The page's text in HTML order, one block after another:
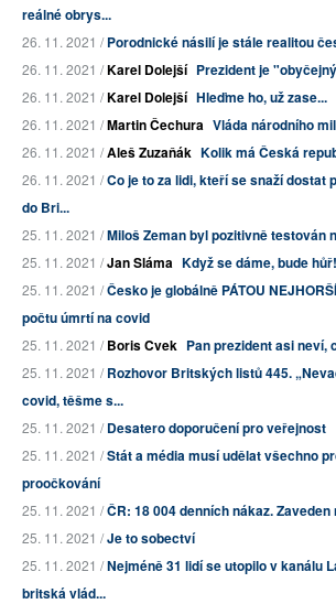
reálné obrys...
26. 11. 2021 /Porodnické násilí je stále realitou
26. 11. 2021 /Karel Dolejší Prezident je
26. 11. 2021 /Karel Dolejší Hleďme ho, už zase...
26. 11. 2021 /Martin Čechura Vláda národního
26. 11. 2021 /Aleš Zuzaňák Kolik má Česká
26. 11. 2021 /Co je to za lidi, kteří se snaží dostat
do Bri...
25. 11. 2021 /Miloš Zeman byl pozitivně testován
25. 11. 2021 /Jan Sláma Když se dáme, bude hůř!
25. 11. 2021 /Česko je globálně PÁTOU
počtu úmrtí na covid
25. 11. 2021 /Boris Cvek Pan prezident asi neví,
25. 11. 2021 /Rozhovor Britských listů 445.
covid, těšme s...
25. 11. 2021 /Desatero doporučení pro veřejnost
25. 11. 2021 /Stát a média musí udělat všechno
proočkování
25. 11. 2021 /ČR: 18 004 denních nákaz.
25. 11. 2021 /Je to sobectví
25. 11. 2021 /Nejméně 31 lidí se utopilo v kanálu
britská vlád...